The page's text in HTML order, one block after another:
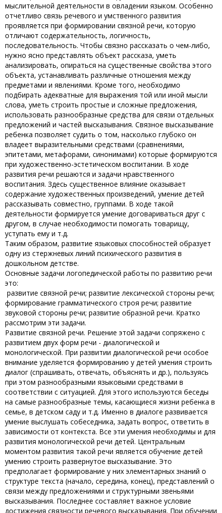
мыслительной деятельности в овладении языком. Особенно
отчетливо связь речевого и умственного развития
проявляется при формировании связной речи, которую
отличают содержательность, логичность,
последовательность. Чтобы связно рассказать о чем-либо,
нужно ясно представлять объект рассказа, уметь
анализировать, опираться на существенные свойства этого
объекта, устанавливать различные отношения между
предметами и явлениями. Кроме того, необходимо
подбирать адекватные для выражения той или иной мысли
слова, уметь строить простые и сложные предложения,
использовать разнообразные средства для связи отдельных
предложений и частей высказывания. Связное высказывание
ребенка позволяет судить о том, насколько глубоко он
владеет выразительными средствами (сравнениями,
эпитетами, метафорами, синонимами) которые формируются
при художественно-эстетическом воспитании. В ходе
развития речи решаются и задачи нравственного
воспитания. Здесь существенное влияние оказывает
содержание художественных произведений, умение детей
рассказывать совместно, группами. В ходе такой
деятельности формируется умение договариваться друг с
другом, в случае необходимости помогать товарищу,
уступать ему и т.д.
Таким образом, развитие языковых способностей образует
одну из стержневых линий психического развития в
дошкольном детстве.
Основные задачи логопедической работы по развитию речи
это:
развитие связной речи; развитие лексической стороны речи;
формирование грамматического строя речи; развитие
звуковой стороны речи; развитие образной речи. Кратко
рассмотрим эти задачи.
Развитие связной речи. Решение этой задачи сопряжено с
развитием двух форм речи - диалогической и
монологической. При развитии диалогической речи особое
внимание уделяется формированию у детей умения строить
диалог (спрашивать, отвечать, объяснять и др.), пользуясь
при этом разнообразными языковыми средствами в
соответствии с ситуацией. Для этого используются беседы
на самые разнообразные темы, касающиеся жизни ребенка в
семье, в детском саду и т.д. Именно в диалоге развивается
умение выслушать собеседника, задать вопрос, ответить в
зависимости от контекста. Все эти умения необходимы и для
развития монологической речи детей. Центральным
моментом развития такой речи является обучение детей
умению строить развернутое высказывание. Это
предполагает формирование у них элементарных знаний о
структуре текста (начало, середина, конец), представлений о
связи между предложениями и структурными звеньями
высказывания. Последнее составляет важное условие
достижения связности речевого высказывания. При обучении